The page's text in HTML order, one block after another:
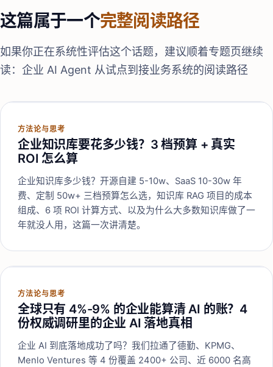
这篇属于一个完整阅读路径
如果你正在系统性评估这个话题，建议顺着专题页继续
读： 企业 AI Agent 从试点到接业务系统的阅读路径
方法论与思考
企业知识库要花多少钱？3 档预算 + 真实
ROI 怎么算
企业知识库多少钱？开源自建 5-10w、SaaS 10-30w 年
费、定制 50w+ 三档预算怎么选，知识库 RAG 项目的成本
组成、6 项 ROI 计算方式、以及为什么大多数知识库做了一
年就没人用，这篇一次讲清楚。
方法论与思考
全球只有 4%-9% 的企业能算清 AI 的账？4
份权威调研里的企业 AI 落地真相
企业 AI 到底落地成功了吗？我们拉通了德勤、KPMG、
Menlo Ventures 等 4 份覆盖 2400+ 公司、近 6000 名高